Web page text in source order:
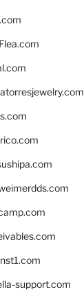
support.com